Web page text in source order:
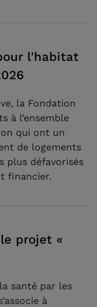
l'habitat
la Fondation
à l’ensemble
qui ont un
de logements
plus défavorisés
financier.
projet «
santé par les
à